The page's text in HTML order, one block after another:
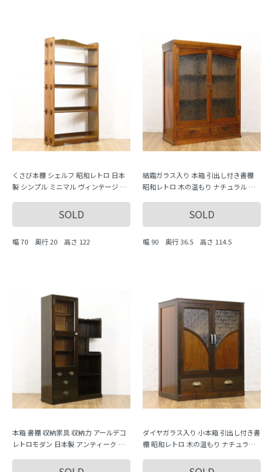
くさび本棚 シェルフ 昭和レトロ 日本
製 シンプル ミニマル ヴィンテージ 木
SOLD
幅 70 奥行 20 高さ 122
結霜ガラス入り 本箱 引出し付き書棚
昭和レトロ 木の温もり ナチュラル シ
SOLD
幅 90 奥行 36.5 高さ 114.5
本箱 書棚 収納家具 収納力 アールデコ
レトロモダン 日本製 アンティーク 骨
ダイヤガラス入り 小本箱 引出し付き書
棚 昭和レトロ 木の温もり ナチュラル